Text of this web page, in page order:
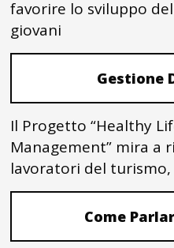
favorire lo sviluppo
giovani
Gestione
Il Progetto “Healthy
Management” mira a
lavoratori del
Come